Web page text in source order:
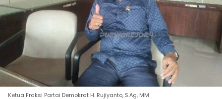
Ketua Fraksi Partai Demokrat H. Rujiyanto, S.Ag, MM